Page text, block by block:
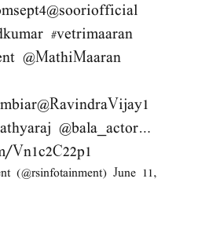
@sooriofficial
#vetrimaaran
@MathiMaaran
@RavindraVijay1
@bala_actor…
Vn1c2C22p1
(@rsinfotainment) June 11,